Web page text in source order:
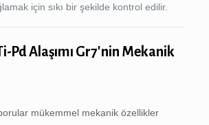
için sıkı bir şekilde kontrol edilir.
Pd Alaşımı Gr7'nin Mekanik
mükemmel mekanik özellikler